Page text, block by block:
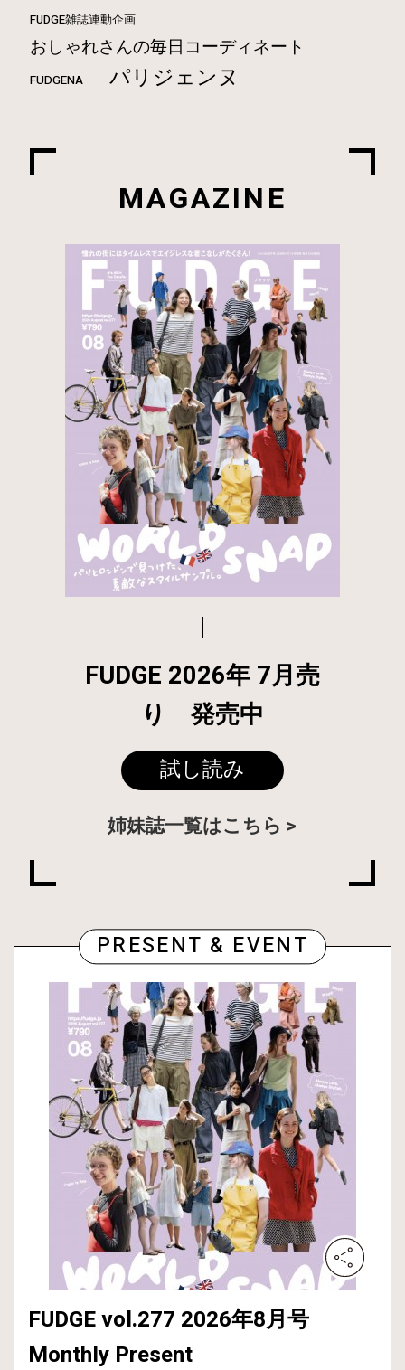
FUDGE雑誌連動企画
おしゃれさんの毎日コーディネート
FUDGENA パリジェンヌ
MAGAZINE
FUDGE 2026年 7月売
り 発売中
試し読み
姉妹誌一覧はこちら
PRESENT & EVENT
FUDGE vol.277 2026年8月号
Monthly Present